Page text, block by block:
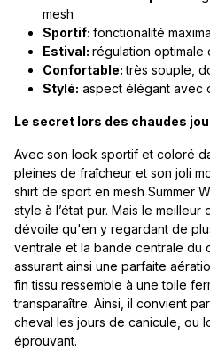
mesh
Sportif: fonctionalité
Estival: régulation optimale
Confortable:très souple,
Stylé: aspect élégant avec
Le secret lors des chaudes
Avec son look sportif et coloré
pleines de fraîcheur et son joli
shirt de sport en mesh Summer
style à l’état pur. Mais le
dévoile qu'en y regardant de
ventrale et la bande centrale du
assurant ainsi une parfaite
fin tissu ressemble à une toile
transparaître. Ainsi, il convient
cheval les jours de canicule, ou
éprouvant.